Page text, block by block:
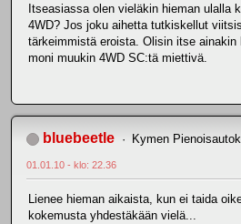
Itseasiassa olen vieläkin hieman ulalla
4WD? Jos joku aihetta tutkiskellut
tärkeimmistä eroista. Olisin itse ainakin
moni muukin 4WD SC:tä miettivä.
bluebeetle Kymen
01.01.10 - klo: 22.36
Lienee hieman aikaista, kun ei taida
kokemusta yhdestäkään vielä...